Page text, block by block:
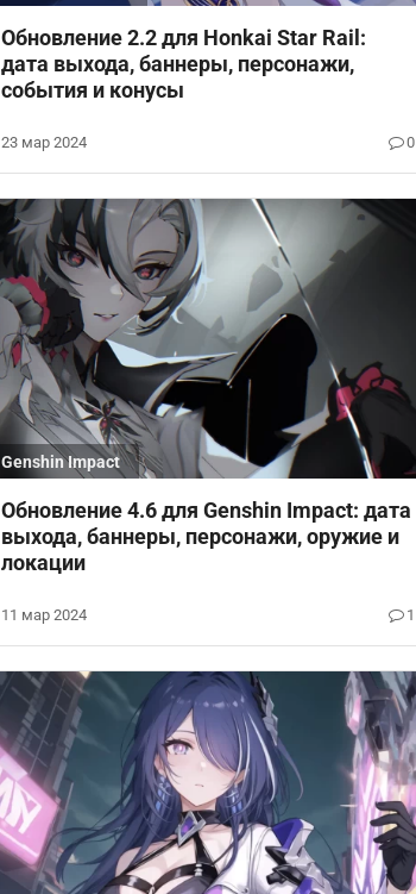
Обновление 2.2 для Honkai Star Rail:
дата выхода, баннеры, персонажи,
события и конусы
23 мар 2024 0
Genshin Impact
Обновление 4.6 для Genshin Impact: дата
выхода, баннеры, персонажи, оружие и
локации
11 мар 2024 1